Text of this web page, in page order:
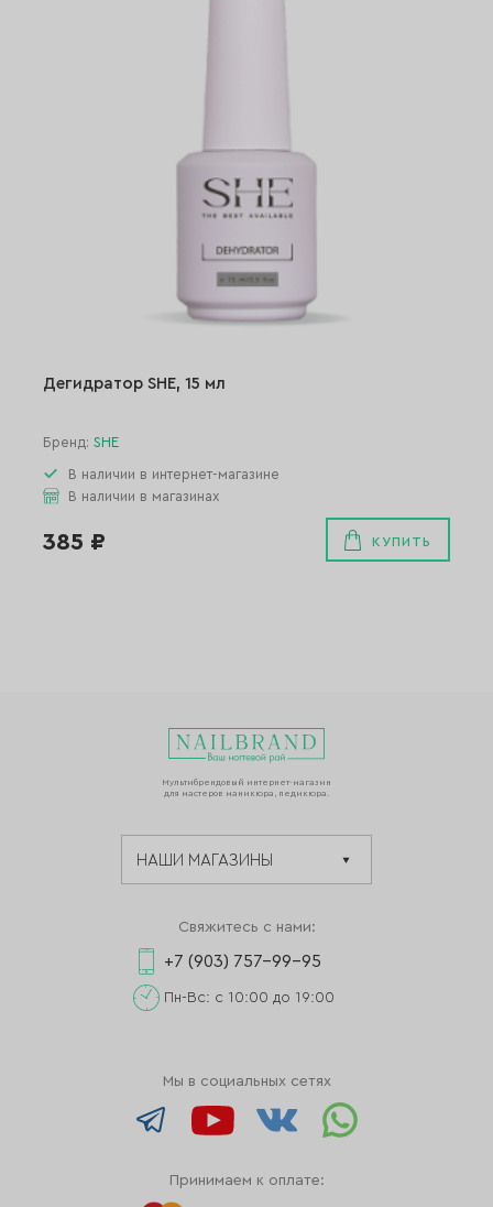
Дегидратор SHE, 15 мл
Бренд: SHE
В наличии в интернет-магазине
В наличии в магазинах
385 ₽ КУПИТЬ
Мультибрендовый интернет-магазин
для мастеров маникюра, педикюра.
Свяжитесь с нами:
+7 (903) 757-99-95
Пн-Вс: с 10:00 до 19:00
Мы в социальных сетях
Принимаем к оплате: